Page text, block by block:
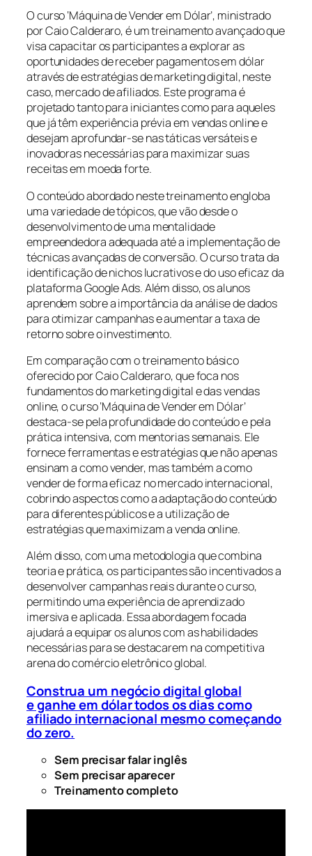
O curso ‘Máquina de Vender em Dólar’, ministrado
por Caio Calderaro, é um treinamento avançado que
visa capacitar os participantes a explorar as
oportunidades de receber pagamentos em dólar
através de estratégias de marketing digital, neste
caso, mercado de afiliados. Este programa é
projetado tanto para iniciantes como para aqueles
que já têm experiência prévia em vendas online e
desejam aprofundar-se nas táticas versáteis e
inovadoras necessárias para maximizar suas
receitas em moeda forte.
O conteúdo abordado neste treinamento engloba
uma variedade de tópicos, que vão desde o
desenvolvimento de uma mentalidade
empreendedora adequada até a implementação de
técnicas avançadas de conversão. O curso trata da
identificação de nichos lucrativos e do uso eficaz da
plataforma Google Ads. Além disso, os alunos
aprendem sobre a importância da análise de dados
para otimizar campanhas e aumentar a taxa de
retorno sobre o investimento.
Em comparação com o treinamento básico
oferecido por Caio Calderaro, que foca nos
fundamentos do marketing digital e das vendas
online, o curso ‘Máquina de Vender em Dólar’
destaca-se pela profundidade do conteúdo e pela
prática intensiva, com mentorias semanais. Ele
fornece ferramentas e estratégias que não apenas
ensinam a como vender, mas também a como
vender de forma eficaz no mercado internacional,
cobrindo aspectos como a adaptação do conteúdo
para diferentes públicos e a utilização de
estratégias que maximizam a venda online.
Além disso, com uma metodologia que combina
teoria e prática, os participantes são incentivados a
desenvolver campanhas reais durante o curso,
permitindo uma experiência de aprendizado
imersiva e aplicada. Essa abordagem focada
ajudará a equipar os alunos com as habilidades
necessárias para se destacarem na competitiva
arena do comércio eletrônico global.
Construa um negócio digital global
e ganhe em dólar todos os dias como
afiliado internacional mesmo começando
do zero.
Sem precisar falar inglês
Sem precisar aparecer
Treinamento completo